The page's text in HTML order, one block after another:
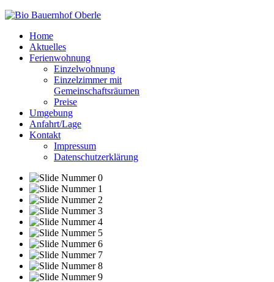
Home
Aktuelles
Ferienwohnung
Einzelwohnung
Einzelzimmer mit
Gemeinschaftsräumen
Preise
Umgebung
Anfahrt/Lage
Kontakt
Impressum
Datenschutzerklärung